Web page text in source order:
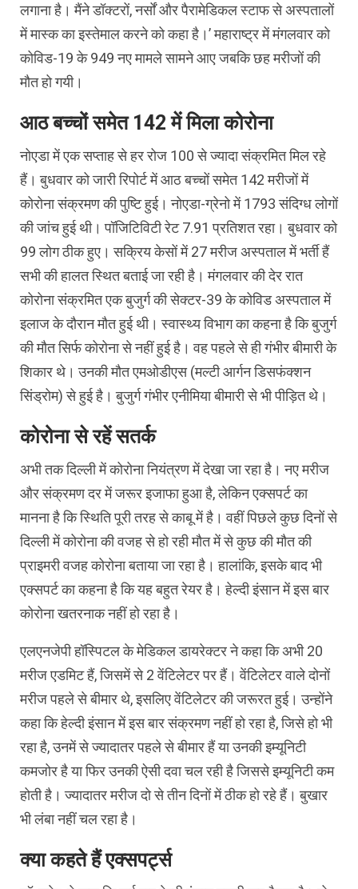
लगाना है। मैंने डॉक्टरों, नर्सों और पैरामेडिकल स्टाफ से अस्पतालों
में मास्क का इस्तेमाल करने को कहा है।’ महाराष्ट्र में मंगलवार को
कोविड-19 के 949 नए मामले सामने आए जबकि छह मरीजों की
मौत हो गयी।
आठ बच्चों समेत 142 में मिला कोरोना
नोएडा में एक सप्ताह से हर रोज 100 से ज्यादा संक्रमित मिल रहे
हैं। बुधवार को जारी रिपोर्ट में आठ बच्चों समेत 142 मरीजों में
कोरोना संक्रमण की पुष्टि हुई। नोएडा-ग्रेनो में 1793 संदिग्ध लोगों
की जांच हुई थी। पॉजिटिविटी रेट 7.91 प्रतिशत रहा। बुधवार को
99 लोग ठीक हुए। सक्रिय केसों में 27 मरीज अस्पताल में भर्ती हैं
सभी की हालत स्थित बताई जा रही है। मंगलवार की देर रात
कोरोना संक्रमित एक बुजुर्ग की सेक्टर-39 के कोविड अस्पताल में
इलाज के दौरान मौत हुई थी। स्वास्थ्य विभाग का कहना है कि बुजुर्ग
की मौत सिर्फ कोरोना से नहीं हुई है। वह पहले से ही गंभीर बीमारी के
शिकार थे। उनकी मौत एमओडीएस (मल्टी आर्गन डिसफंक्शन
सिंड्रोम) से हुई है। बुजुर्ग गंभीर एनीमिया बीमारी से भी पीड़ित थे।
कोरोना से रहें सतर्क
अभी तक दिल्ली में कोरोना नियंत्रण में देखा जा रहा है। नए मरीज
और संक्रमण दर में जरूर इजाफा हुआ है, लेकिन एक्सपर्ट का
मानना है कि स्थिति पूरी तरह से काबू में है। वहीं पिछले कुछ दिनों से
दिल्ली में कोरोना की वजह से हो रही मौत में से कुछ की मौत की
प्राइमरी वजह कोरोना बताया जा रहा है। हालांकि, इसके बाद भी
एक्सपर्ट का कहना है कि यह बहुत रेयर है। हेल्दी इंसान में इस बार
कोरोना खतरनाक नहीं हो रहा है।
एलएनजेपी हॉस्पिटल के मेडिकल डायरेक्टर ने कहा कि अभी 20
मरीज एडमिट हैं, जिसमें से 2 वेंटिलेटर पर हैं। वेंटिलेटर वाले दोनों
मरीज पहले से बीमार थे, इसलिए वेंटिलेटर की जरूरत हुई। उन्होंने
कहा कि हेल्दी इंसान में इस बार संक्रमण नहीं हो रहा है, जिसे हो भी
रहा है, उनमें से ज्यादातर पहले से बीमार हैं या उनकी इम्यूनिटी
कमजोर है या फिर उनकी ऐसी दवा चल रही है जिससे इम्यूनिटी कम
होती है। ज्यादातर मरीज दो से तीन दिनों में ठीक हो रहे हैं। बुखार
भी लंबा नहीं चल रहा है।
क्या कहते हैं एक्सपर्ट्स